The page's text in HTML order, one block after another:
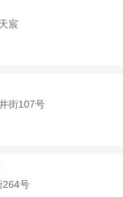
宸
街107号
264号